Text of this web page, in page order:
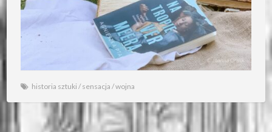
historia sztuki /sensacja /wojna